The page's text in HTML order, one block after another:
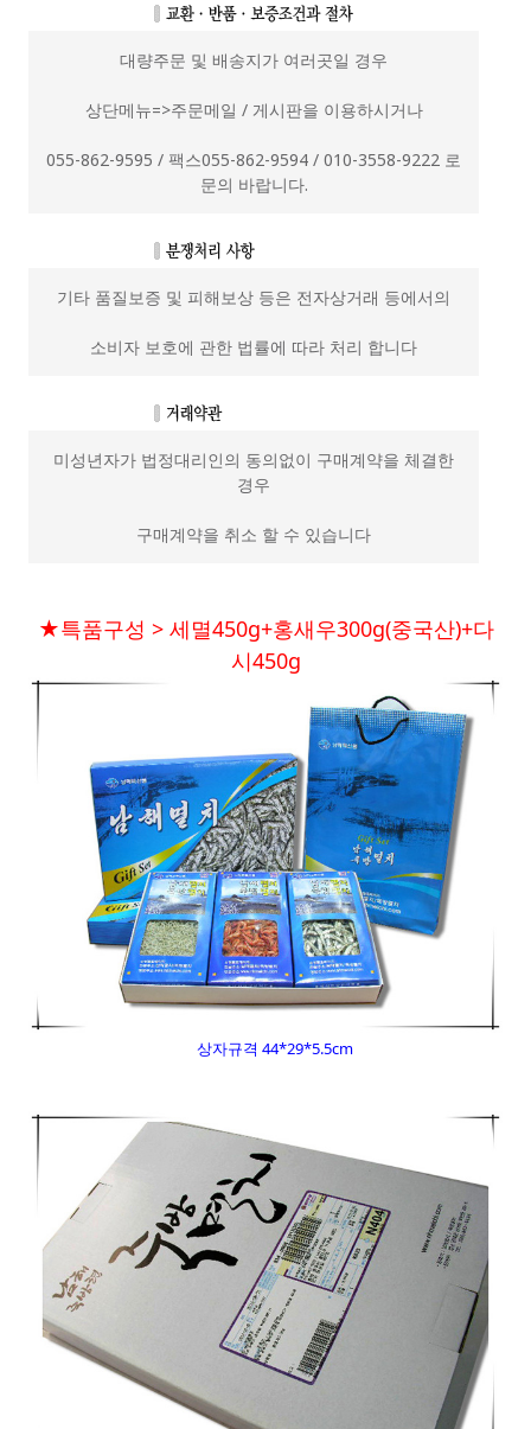
대량주문 및 배송지가 여러곳일 경우
상단메뉴=>주문메일 / 게시판을 이용하시거나
055-862-9595 / 팩스055-862-9594 / 010-3558-9222 로
문의 바랍니다.
기타 품질보증 및 피해보상 등은 전자상거래 등에서의
소비자 보호에 관한 법률에 따라 처리 합니다
미성년자가 법정대리인의 동의없이 구매계약을 체결한
경우
구매계약을 취소 할 수 있습니다
★특품구성 > 세멸450g+홍새우300g(중국산)+다
시450g
상자규격 44*29*5.5cm